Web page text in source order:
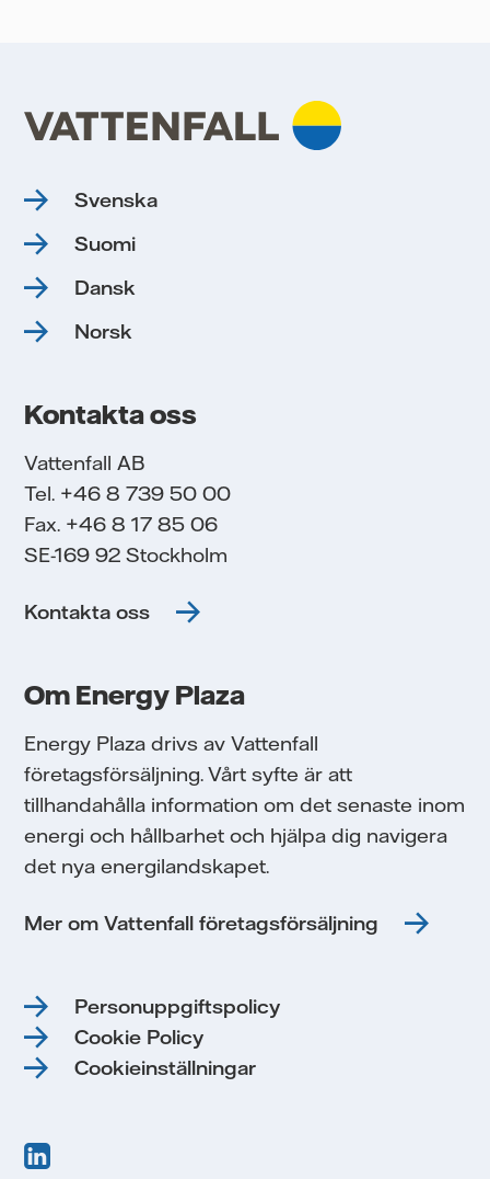
Svenska
Suomi
Dansk
Norsk
Kontakta oss
Vattenfall AB
Tel. +46 8 739 50 00
Fax. +46 8 17 85 06
SE-169 92 Stockholm
Kontakta oss
Om Energy Plaza
Energy Plaza drivs av Vattenfall
företagsförsäljning. Vårt syfte är att
tillhandahålla information om det senaste inom
energi och hållbarhet och hjälpa dig navigera
det nya energilandskapet.
Mer om Vattenfall företagsförsäljning
Personuppgiftspolicy
Cookie Policy
Cookieinställningar